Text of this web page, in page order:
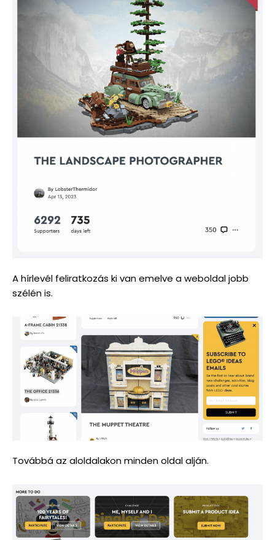
A hírlevél feliratkozás ki van emelve a weboldal jobb
szélén is.
Továbbá az aloldalakon minden oldal alján.